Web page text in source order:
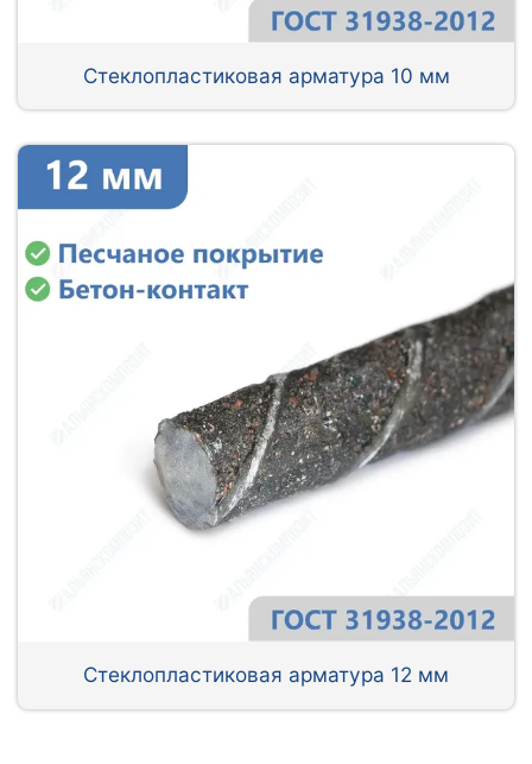
Стеклопластиковая арматура 10 мм
Стеклопластиковая арматура 12 мм